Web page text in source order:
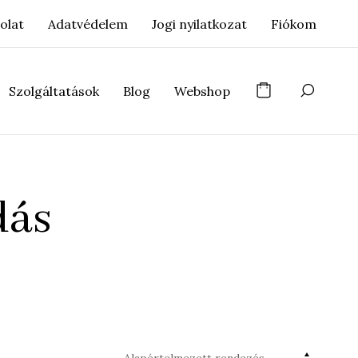
Adatvédelem Jogi nyilatkozat Fiókom
Szolgáltatások Blog Webshop